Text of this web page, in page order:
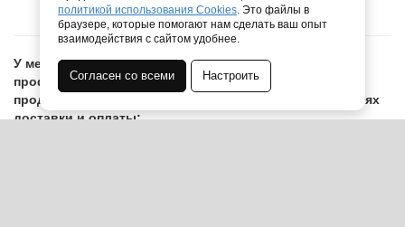
БРС для ПНД труб под хомут | Узнать подробнее
У менеджеров нашей компании можно получить
профессиональную консультацию об особенностях
продукции, а так же узнать о системе скидок и условиях
доставки и оплаты:
политикой использования Cookies. Это файлы в
браузере, которые помогают нам сделать ваш опыт
взаимодействия с сайтом удобнее.
Согласен со всеми Настроить